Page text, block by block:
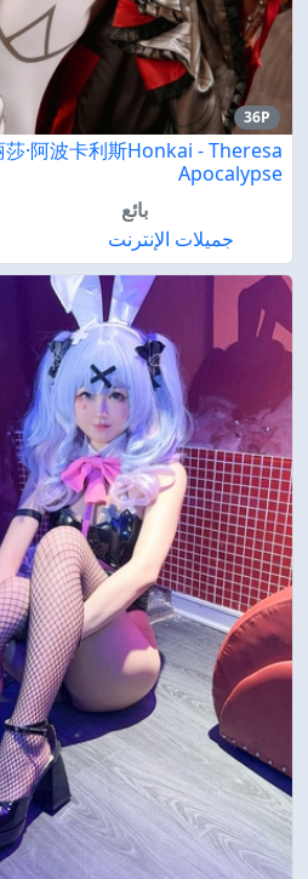
36P
·阿波卡利斯Honkai - Theresa
Apocalypse
بائع
جميلات الإنترنت